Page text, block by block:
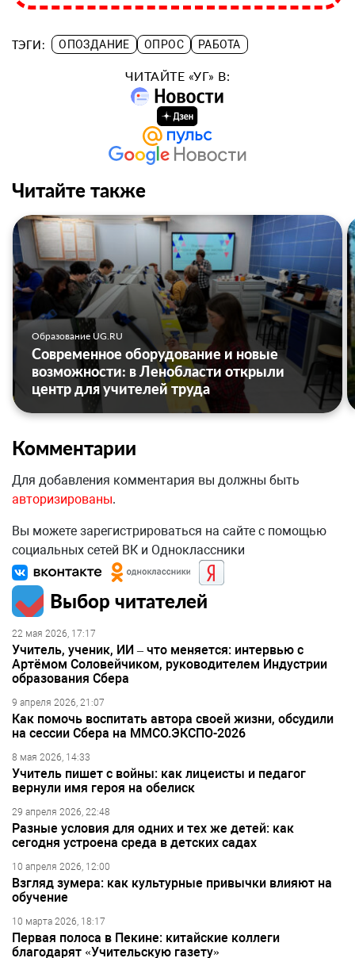
ТЭГИ: ОПОЗДАНИЕ ОПРОС РАБОТА
ЧИТАЙТЕ «УГ» В:
Читайте также
Образование UG.RU
Современное оборудование и новые
возможности: в Ленобласти открыли
центр для учителей труда
Комментарии
Для добавления комментария вы должны быть
авторизированы.
Вы можете зарегистрироваться на сайте с помощью
социальных сетей ВК и Одноклассники
Выбор читателей
22 мая 2026, 17:17
Учитель, ученик, ИИ – что меняется: интервью с
Артёмом Соловейчиком, руководителем Индустрии
образования Сбера
9 апреля 2026, 21:07
Как помочь воспитать автора своей жизни, обсудили
на сессии Сбера на ММСО.ЭКСПО-2026
8 мая 2026, 14:33
Учитель пишет с войны: как лицеисты и педагог
вернули имя героя на обелиск
29 апреля 2026, 22:48
Разные условия для одних и тех же детей: как
сегодня устроена среда в детских садах
10 апреля 2026, 12:00
Взгляд зумера: как культурные привычки влияют на
обучение
10 марта 2026, 18:17
Первая полоса в Пекине: китайские коллеги
благодарят «Учительскую газету»